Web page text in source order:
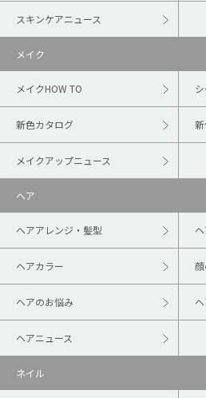
スキンケアニュース
メイク
メイクHOW TO
新色カタログ
メイクアップニュース
ヘア
ヘアアレンジ・髪型
ヘアカラー
ヘアのお悩み
ヘアニュース
ネイル